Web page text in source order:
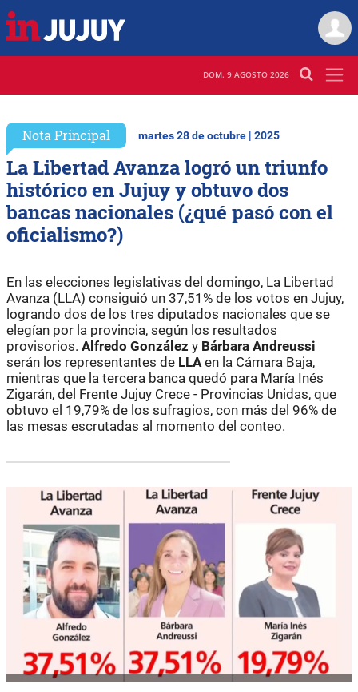
DOM. 9 AGOSTO 2026
Nota Principal martes 28 de octubre | 2025
La Libertad Avanza logró un triunfo
histórico en Jujuy y obtuvo dos
bancas nacionales (¿qué pasó con el
oficialismo?)
En las elecciones legislativas del domingo, La Libertad
Avanza (LLA) consiguió un 37,51% de los votos en Jujuy,
logrando dos de los tres diputados nacionales que se
elegían por la provincia, según los resultados
provisorios. Alfredo González y Bárbara Andreussi
serán los representantes de LLA en la Cámara Baja,
mientras que la tercera banca quedó para María Inés
Zigarán, del Frente Jujuy Crece - Provincias Unidas, que
obtuvo el 19,79% de los sufragios, con más del 96% de
las mesas escrutadas al momento del conteo.